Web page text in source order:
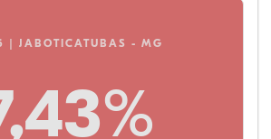
| JABOTICATUBAS - MG